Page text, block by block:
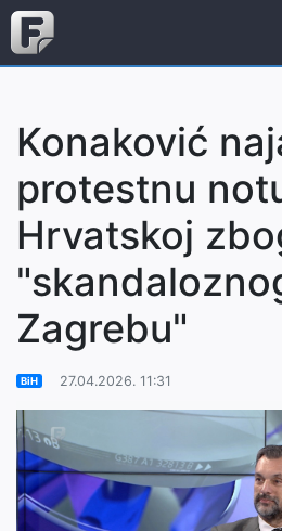
Konaković
protestnu
Hrvatskoj
Zagrebu"
BiH 27.04.2026. 11:31